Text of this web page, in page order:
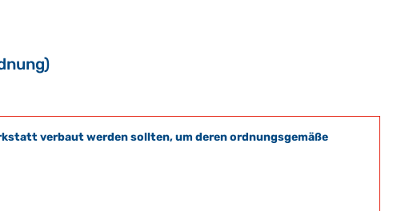
verbaut werden sollten, um deren ordnungsgemäße